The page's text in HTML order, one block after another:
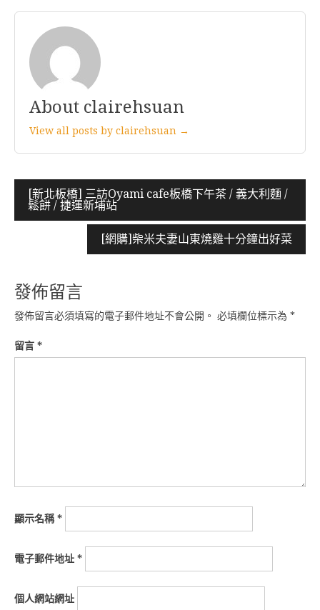
About clairehsuan
View all posts by clairehsuan →
文
章
[新北板橋] 三訪Oyami cafe板橋下午茶 / 義大利麵 /
鬆餅 / 捷運新埔站
[網購]柴米夫妻山東燒雞十分鐘出好菜
發佈留言
發佈留言必須填寫的電子郵件地址不會公開。 必填欄位標示為 *
留言 *
顯示名稱*
電子郵件地址 *
個人網站網址